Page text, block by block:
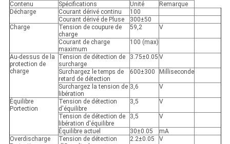
Contenu Spécifications Unité
Remarque
Décharge
Courant dérivé continu
100
Courant dérivé de Pluse
300±50
Charge
Tension de coupure de
charge
59,2 V
Courant de charge
maximum
100 (max)
Au-dessus de la
protection de
charge
Tension de détection de
surcharge
3.75±0.05 V
Surchargez le temps de
retard de détection
600±300 Milliseconde
Surchargez la tension de
libération
3,6 V
Équilibre
Portection
Tension de détection
d'équilibre
3,5 V
Tension de détection de
libération d'équilibre
3,5 V
Équilibre actuel 30±0.05
mA
Overdischarge
Tension de détection
2.2±0.05 V